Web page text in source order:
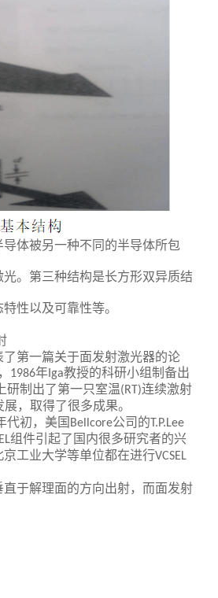
体被另一种不同的半导体所包
。第三种结构是长方形双异质结
性以及可靠性等。
第一篇关于面发射激光器的论
1986年 Iga教授的科研小组制备出
研制出了第一只室温(RT)连续激射
，取得了很多成果。
代初，美国 Bellcore公司的 T.P.Lee
组件引起了国内很多研究者的兴
工业大学等单位都在进行VCSEL
于解理面的方向出射，而面发射